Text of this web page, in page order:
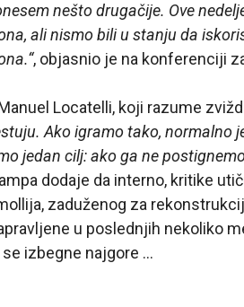
nešto drugačije. Ove
ali nismo bili u stanju da
, objasnio je na konferenciji
Locatelli, koji razume
Ako igramo tako, normalno
jedan cilj: ako ga ne
dodaje da interno, kritike
zaduženog za
u poslednjih nekoliko
se izbegne najgore …